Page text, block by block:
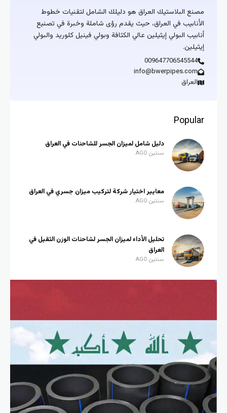
مصنع البلاستيك العراق هو دليلك الشامل لتقنيات خطوط
الأنابيب في العراق، حيث يقدم رؤى شاملة وخبرة في تصنيع
أنابيب البولي إيثيلين عالي الكثافة وبولي فينيل كلوريد والبولي
إيثيلين.
009647706545544
info@bwerpipes.com
العراق
Popular
دليل شامل لميزان الجسر للشاحنات في العراق
سنتين AGO
معايير اختيار شركة لتركيب ميزان جسري في العراق
سنتين AGO
تحليل الأداء لميزان الجسر لشاحنات الوزن الثقيل في
العراق
سنتين AGO